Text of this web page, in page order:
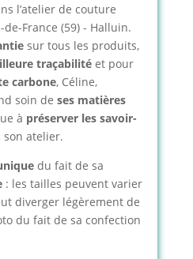
l’atelier de couture
France (59) - Halluin.
sur tous les produits,
traçabilitéet pour
carbone, Céline,
soin de ses matières
à préserver les savoir-
atelier.
du fait de sa
: les tailles peuvent varier
diverger légèrement de
du fait de sa confection